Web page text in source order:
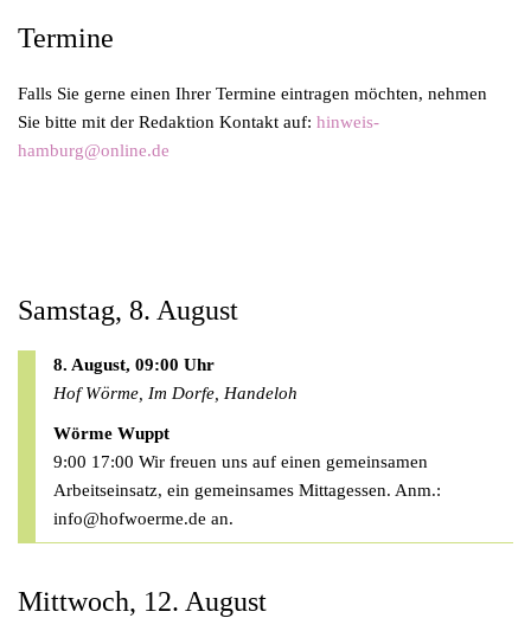
Termine
Falls Sie gerne einen Ihrer Termine eintragen möchten, nehmen
Sie bitte mit der Redaktion Kontakt auf: hinweis-
hamburg@online.de
Samstag, 8. August
8. August, 09:00 Uhr
Hof Wörme, Im Dorfe, Handeloh
Wörme Wuppt
9:00 17:00 Wir freuen uns auf einen gemeinsamen
Arbeitseinsatz, ein gemeinsames Mittagessen. Anm.:
info@hofwoerme.de an.
Mittwoch, 12. August